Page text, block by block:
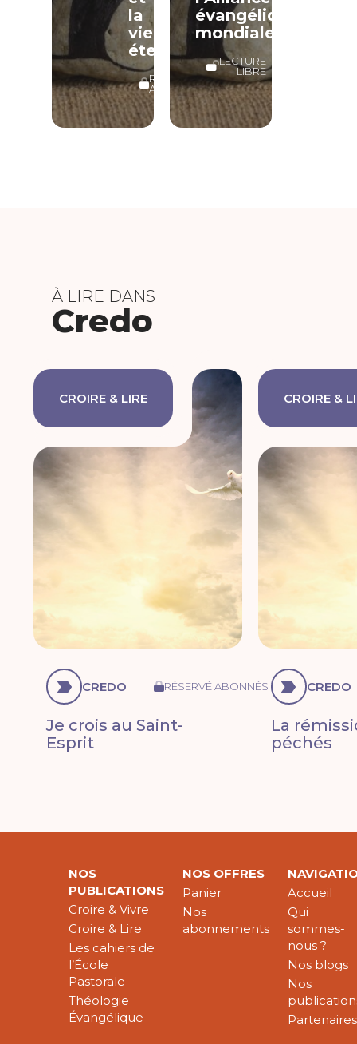
la
vie
éternelle
RÉSERVÉ
ABONNÉS
évangélique
mondiale
LECTURE
LIBRE
À LIRE DANS
Credo
CROIRE & LIRE
CREDO RÉSERVÉ ABONNÉS
Je crois au Saint-
Esprit
CROIRE &
CREDO
La
péchés
NOS
PUBLICATIONS
Croire & Vivre
Croire & Lire
Les cahiers de
l’École
Pastorale
Théologie
Évangélique
NOS OFFRES
Panier
Nos
abonnements
Accueil
Qui
sommes-
nous ?
Nos blogs
Nos
Partenaires